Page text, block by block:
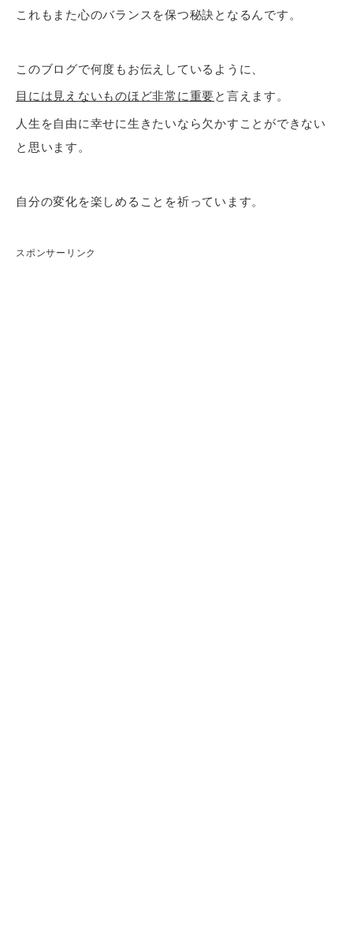
これもまた心のバランスを保つ秘訣となるんです。
このブログで何度もお伝えしているように、
目には見えないものほど非常に重要と言えます。
人生を自由に幸せに生きたいなら欠かすことができない
と思います。
自分の変化を楽しめることを祈っています。
スポンサーリンク